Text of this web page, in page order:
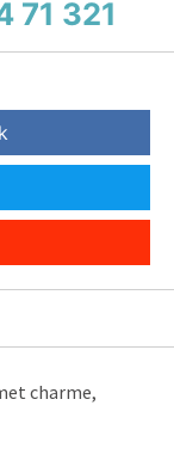
71 321
charme,